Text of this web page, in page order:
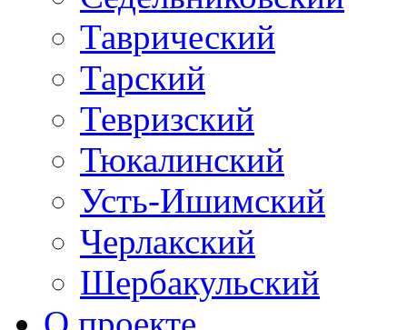
Таврический
Тарский
Тевризский
Тюкалинский
Усть-Ишимский
Черлакский
Шербакульский